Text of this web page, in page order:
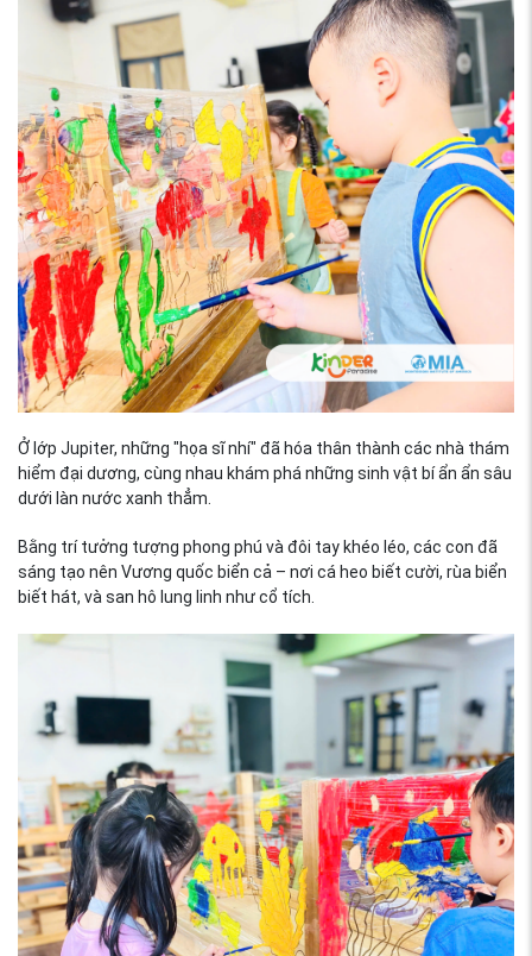
Ở lớp Jupiter, những "họa sĩ nhí" đã hóa thân thành các nhà thám
hiểm đại dương, cùng nhau khám phá những sinh vật bí ẩn ẩn sâu
dưới làn nước xanh thẳm.
Bằng trí tưởng tượng phong phú và đôi tay khéo léo, các con đã
sáng tạo nên Vương quốc biển cả – nơi cá heo biết cười, rùa biển
biết hát, và san hô lung linh như cổ tích.